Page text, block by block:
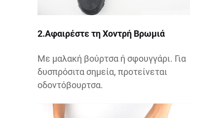
2.Αφαιρέστε τη Χοντρή Βρωμιά
Με μαλακή βούρτσα ή σφουγγάρι. Για
δυσπρόσιτα σημεία, προτείνεται
οδοντόβουρτσα.